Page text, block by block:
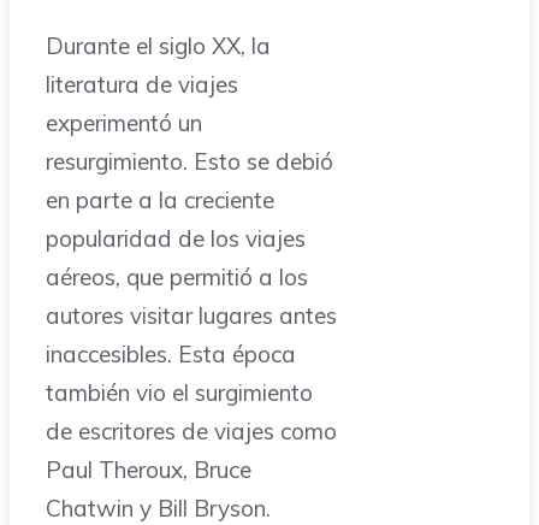
Durante el siglo XX, la
literatura de viajes
experimentó un
resurgimiento. Esto se debió
en parte a la creciente
popularidad de los viajes
aéreos, que permitió a los
autores visitar lugares antes
inaccesibles. Esta época
también vio el surgimiento
de escritores de viajes como
Paul Theroux, Bruce
Chatwin y Bill Bryson.